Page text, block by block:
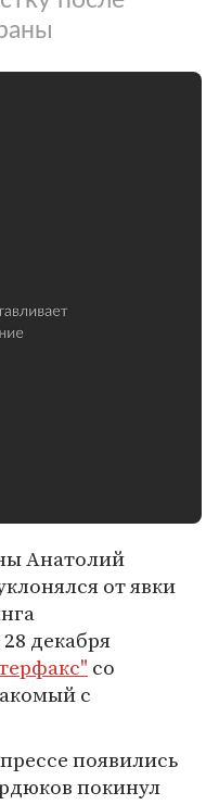
Анатолий
от явки
декабря
со
с
появились
покинул